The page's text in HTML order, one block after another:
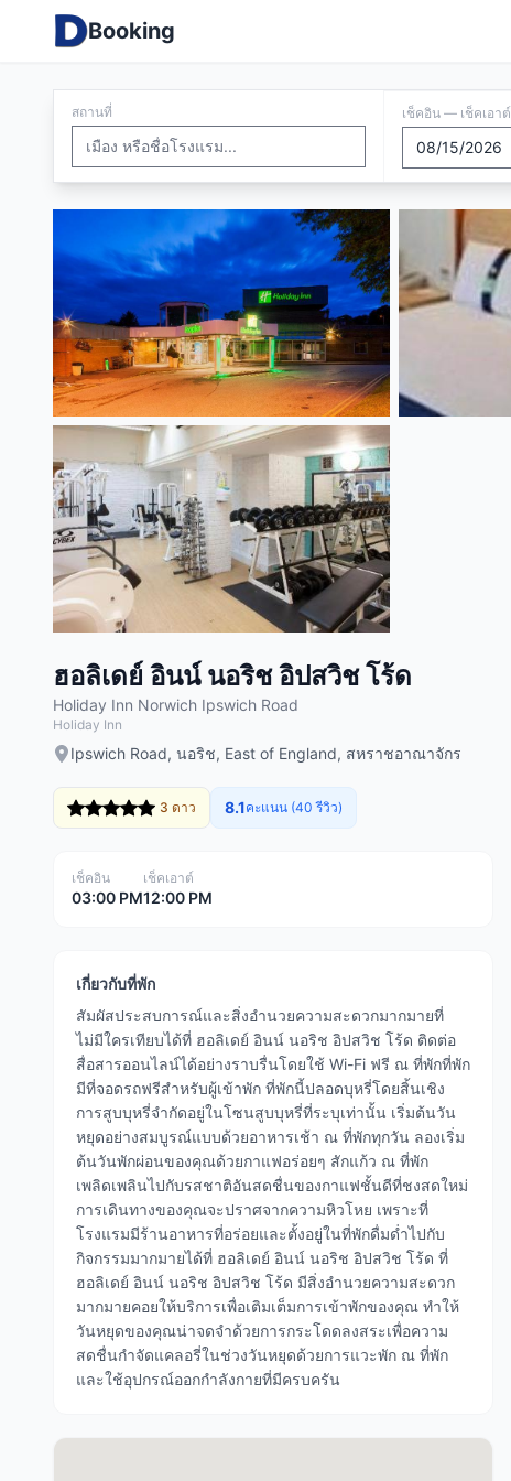
Booking
สถานที่ เช็คอิน — เช็คเอาต์
ฮอลิเดย์ อินน์ นอริช อิปสวิช โร้ด
Holiday Inn Norwich Ipswich Road
Holiday Inn
Ipswich Road, นอริช, East of England, สหราชอาณาจักร
3 ดาว 8.1คะแนน (40 รีวิว)
เช็คอิน
03:00 PM
เช็คเอาต์
12:00 PM
เกี่ยวกับที่พัก
สัมผัสประสบการณ์และสิ่งอำนวยความสะดวกมากมายที่
ไม่มีใครเทียบได้ที่ ฮอลิเดย์ อินน์ นอริช อิปสวิช โร้ด ติดต่อ
สื่อสารออนไลน์ได้อย่างราบรื่นโดยใช้ Wi-Fi ฟรี ณ ที่พักที่พัก
มีที่จอดรถฟรีสำหรับผู้เข้าพัก ที่พักนี้ปลอดบุหรี่โดยสิ้นเชิง
การสูบบุหรี่จำกัดอยู่ในโซนสูบบุหรี่ที่ระบุเท่านั้น เริ่มต้นวัน
หยุดอย่างสมบูรณ์แบบด้วยอาหารเช้า ณ ที่พักทุกวัน ลองเริ่ม
ต้นวันพักผ่อนของคุณด้วยกาแฟอร่อยๆ สักแก้ว ณ ที่พัก
เพลิดเพลินไปกับรสชาติอันสดชื่นของกาแฟชั้นดีที่ชงสดใหม่
การเดินทางของคุณจะปราศจากความหิวโหย เพราะที่
โรงแรมมีร้านอาหารที่อร่อยและตั้งอยู่ในที่พักดื่มด่ำไปกับ
กิจกรรมมากมายได้ที่ ฮอลิเดย์ อินน์ นอริช อิปสวิช โร้ด ที่
ฮอลิเดย์ อินน์ นอริช อิปสวิช โร้ด มีสิ่งอำนวยความสะดวก
มากมายคอยให้บริการเพื่อเติมเต็มการเข้าพักของคุณ ทำให้
วันหยุดของคุณน่าจดจำด้วยการกระโดดลงสระเพื่อความ
สดชื่นกำจัดแคลอรี่ในช่วงวันหยุดด้วยการแวะพัก ณ ที่พัก
และใช้อุปกรณ์ออกกำลังกายที่มีครบครัน